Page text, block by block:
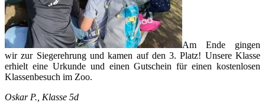
Am Ende gingen
wir zur Siegerehrung und kamen auf den 3. Platz! Unsere Klasse
erhielt eine Urkunde und einen Gutschein für einen kostenlosen
Klassenbesuch im Zoo.
Oskar P., Klasse 5d